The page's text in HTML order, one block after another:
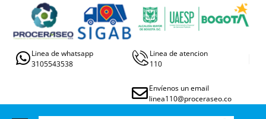
Linea de whatsapp
3105543538
Linea de atencion
110
Envíenos un email
linea110@proceraseo.co